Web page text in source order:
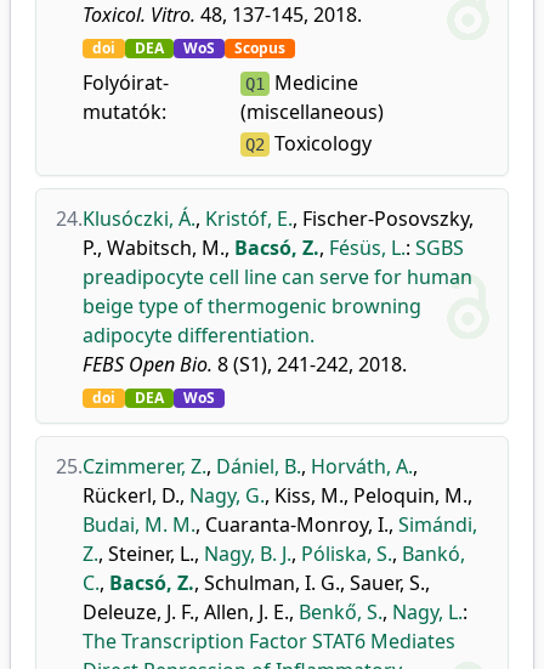
Toxicol. Vitro. 48, 137-145, 2018.
doi DEA WoS Scopus
Folyóirat-
mutatók:
Q1
Medicine
(miscellaneous)
Q2 Toxicology
24.Klusóczki, Á., Kristóf, E., Fischer-Posovszky,
P., Wabitsch, M., Bacsó, Z., Fésüs, L.: SGBS
preadipocyte cell line can serve for human
beige type of thermogenic browning
adipocyte differentiation.
FEBS Open Bio. 8 (S1), 241-242, 2018.
doi DEA WoS
25.Czimmerer, Z., Dániel, B., Horváth, A.,
Rückerl, D., Nagy, G., Kiss, M., Peloquin, M.,
Budai, M. M., Cuaranta-Monroy, I., Simándi,
Z., Steiner, L., Nagy, B. J., Póliska, S., Bankó,
C., Bacsó, Z., Schulman, I. G., Sauer, S.,
Deleuze, J. F., Allen, J. E., Benkő, S., Nagy, L.:
The Transcription Factor STAT6 Mediates